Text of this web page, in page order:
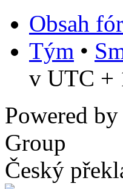
Obsah
Tým •
v UTC +
Powered by
Group
Český